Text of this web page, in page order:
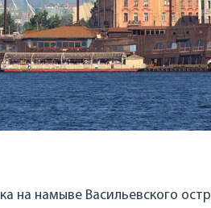
на намыве Васильевского